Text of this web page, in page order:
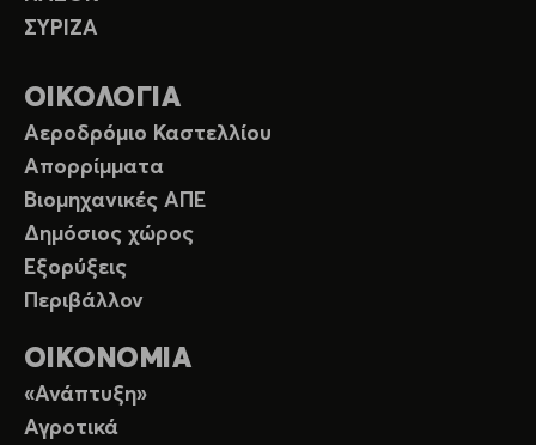
ΣΥΡΙΖΑ
ΟΙΚΟΛΟΓΙΑ
Αεροδρόμιο Καστελλίου
Απορρίμματα
Βιομηχανικές ΑΠΕ
Δημόσιος χώρος
Εξορύξεις
Περιβάλλον
ΟΙΚΟΝΟΜΙΑ
«Ανάπτυξη»
Αγροτικά